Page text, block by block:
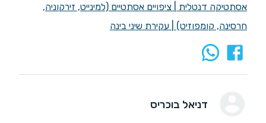
אסתטיקה דנטלית
ציפויים אסתטיים (למינייט, זירקוניה,
חרסינה, קומפוזיט)
עקירת שיני בינה
דניאל בוכריס